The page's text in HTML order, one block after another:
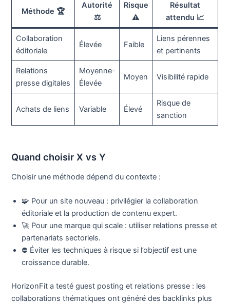
Méthode 🏆
Autorité
⚖️
Risque
⚠️
Résultat
attendu 📈
Collaboration
éditoriale
Élevée Faible
Liens pérennes
et pertinents
Relations
presse digitales
Moyenne-
Élevée
Moyen Visibilité rapide
Achats de liens Variable Élevé
Risque de
sanction
Quand choisir X vs Y
Choisir une méthode dépend du contexte :
🧩 Pour un site nouveau : privilégier la collaboration
éditoriale et la production de contenu expert.
🚀 Pour une marque qui scale : utiliser relations presse et
partenariats sectoriels.
⛔ Éviter les techniques à risque si l’objectif est une
croissance durable.
HorizonFit a testé guest posting et relations presse : les
collaborations thématiques ont généré des backlinks plus